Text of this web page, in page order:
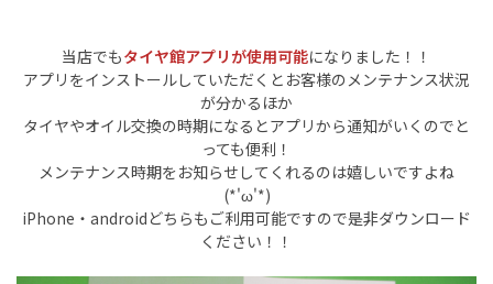
当店でもタイヤ館アプリが使用可能になりました！！
アプリをインストールしていただくとお客様のメンテナンス状況
が分かるほか
タイヤやオイル交換の時期になるとアプリから通知がいくのでと
っても便利！
メンテナンス時期をお知らせしてくれるのは嬉しいですよね
(*'ω'*)
iPhone・androidどちらもご利用可能ですので是非ダウンロード
ください！！